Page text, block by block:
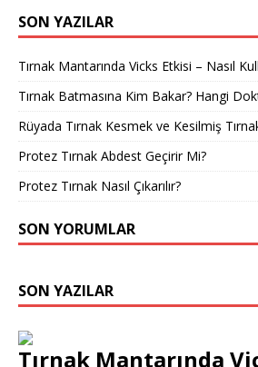
SON YAZILAR
Tırnak Mantarında Vicks Etkisi – Nasıl
Tırnak Batmasına Kim Bakar? Hangi
Rüyada Tırnak Kesmek ve Kesilmiş
Protez Tırnak Abdest Geçirir Mi?
Protez Tırnak Nasıl Çıkarılır?
SON YORUMLAR
SON YAZILAR
Tırnak Mantarında